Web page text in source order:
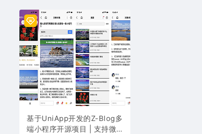
基于UniApp开发的Z-Blog多
端小程序开源项目 | 支持微